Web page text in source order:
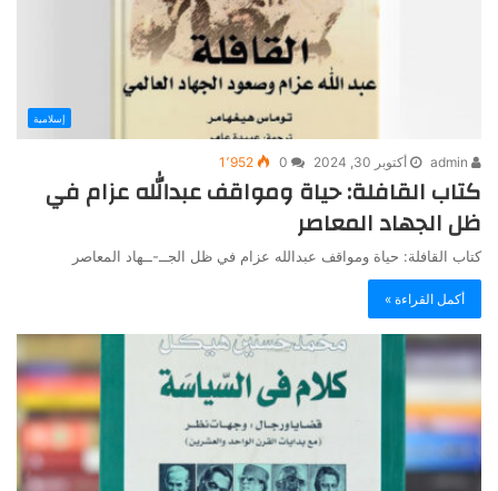
إسلامية
أكتوبر 30, 2024 0 1٬952
كتاب القافلة: حياة ومواقف عبدالله عزام في
ظل الجهاد المعاصر
كتاب القافلة: حياة ومواقف عبدالله عزام في ظل الجــ-ــهاد المعاصر
أكمل القراءة »